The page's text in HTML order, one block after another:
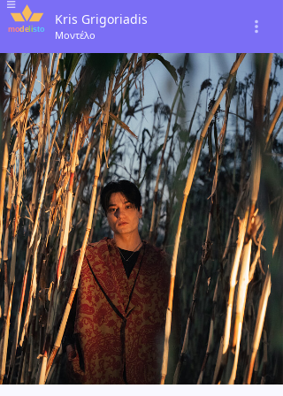
Kris Grigoriadis
Μοντέλο